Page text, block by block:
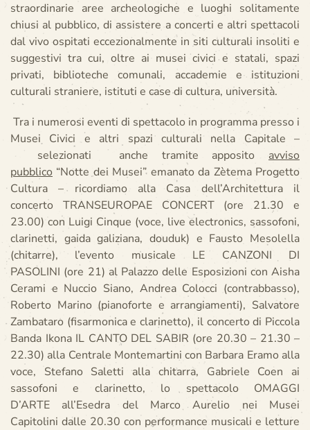
straordinarie aree archeologiche e luoghi solitamente
chiusi al pubblico, di assistere a concerti e altri spettacoli
dal vivo ospitati eccezionalmente in siti culturali insoliti e
suggestivi tra cui, oltre ai musei civici e statali, spazi
privati, biblioteche comunali, accademie e istituzioni
culturali straniere, istituti e case di cultura, università.
Tra i numerosi eventi di spettacolo in programma presso i
Musei Civici e altri spazi culturali nella Capitale –
selezionati anche tramite apposito avviso
pubblico “Notte dei Musei” emanato da Zètema Progetto
Cultura – ricordiamo alla Casa dell’Architettura il
concerto TRANSEUROPAE CONCERT (ore 21.30 e
23.00) con Luigi Cinque (voce, live electronics, sassofoni,
clarinetti, gaida galiziana, douduk) e Fausto Mesolella
(chitarre), l’evento musicale LE CANZONI DI
PASOLINI (ore 21) al Palazzo delle Esposizioni con Aisha
Cerami e Nuccio Siano, Andrea Colocci (contrabbasso),
Roberto Marino (pianoforte e arrangiamenti), Salvatore
Zambataro (fisarmonica e clarinetto), il concerto di Piccola
Banda Ikona IL CANTO DEL SABIR (ore 20.30 – 21.30 –
22.30) alla Centrale Montemartini con Barbara Eramo alla
voce, Stefano Saletti alla chitarra, Gabriele Coen ai
sassofoni e clarinetto, lo spettacolo OMAGGI
D’ARTE all’Esedra del Marco Aurelio nei Musei
Capitolini dalle 20.30 con performance musicali e letture